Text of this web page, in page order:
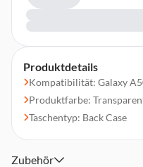
Produktdetails
Kompatibilität: Galaxy
Produktfarbe:
Taschentyp: Back Case
Zubehör